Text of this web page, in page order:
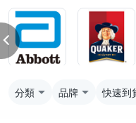
分類 品牌 快速到